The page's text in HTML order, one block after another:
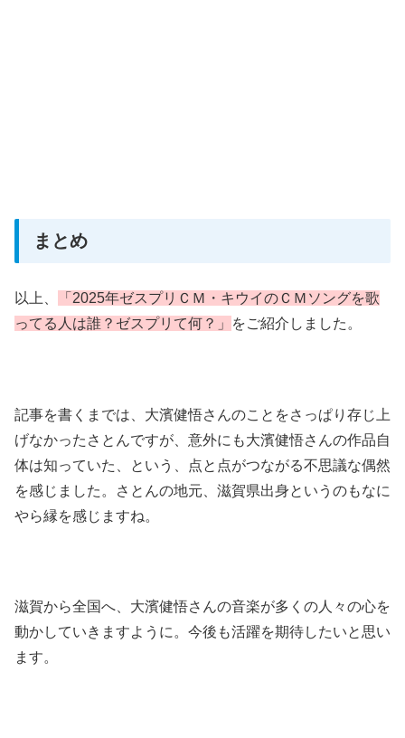
まとめ
以上、
「2025年ゼスプリＣＭ・キウイのＣＭソングを歌
ってる人は誰？ゼスプリて何？」
をご紹介しました。
記事を書くまでは、大濱健悟さんのことをさっぱり存じ上
げなかったさとんですが、意外にも大濱健悟さんの作品自
体は知っていた、という、点と点がつながる不思議な偶然
を感じました。さとんの地元、滋賀県出身というのもなに
やら縁を感じますね。
滋賀から全国へ、大濱健悟さんの音楽が多くの人々の心を
動かしていきますように。今後も活躍を期待したいと思い
ます。